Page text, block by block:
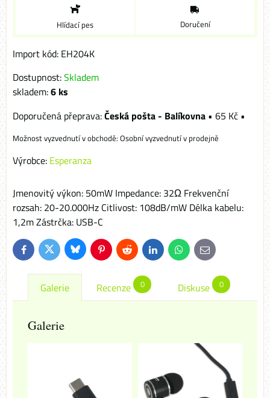
Hlídací pes Doručení
Import kód: EH204K
Dostupnost:Skladem
skladem:6 ks
Česká pošta - Balíkovna • 65 Kč •
Osobní vyzvednutí v prodejně
Výrobce: Esperanza
Jmenovitý výkon: 50mW Impedance: 32Ω Frekvenční
rozsah: 20-20.000Hz Citlivost: 108dB/mW Délka kabelu:
1,2m Zástrčka: USB-C
FacebookTwitterBlueskyPinterestReddit LinkedInWhatsApp
E-
mail
Galerie Recenze 0 Diskuse 0
Galerie